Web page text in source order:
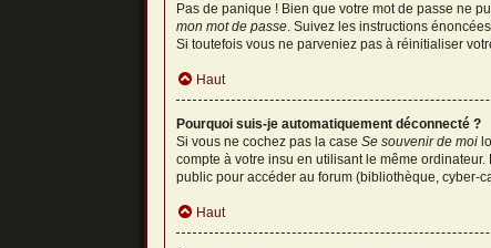
Pas de panique ! Bien que votre mot de passe ne
mon mot de passe. Suivez les instructions
Si toutefois vous ne parveniez pas à réinitialiser
Haut
Pourquoi suis-je automatiquement déconnecté ?
Si vous ne cochez pas la case Se souvenir de moi
compte à votre insu en utilisant le même
public pour accéder au forum (bibliothèque, cyber-
Haut